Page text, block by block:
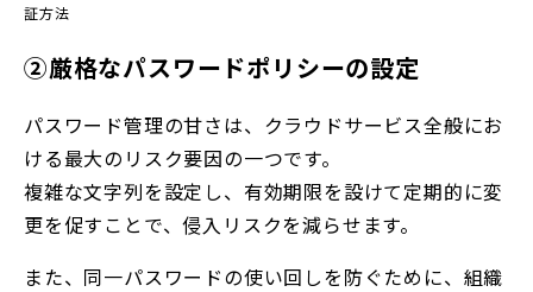
証方法
②厳格なパスワードポリシーの設定
パスワード管理の甘さは、クラウドサービス全般にお
ける最大のリスク要因の一つです。
複雑な文字列を設定し、有効期限を設けて定期的に変
更を促すことで、侵入リスクを減らせます。
また、同一パスワードの使い回しを防ぐために、組織